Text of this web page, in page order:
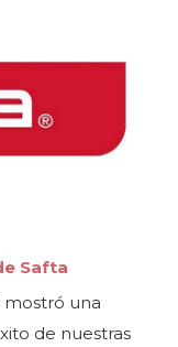
Safta
mostró una
de nuestras